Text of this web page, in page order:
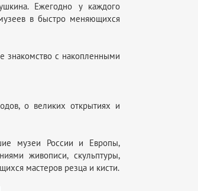
Ежегодно у каждого
в быстро меняющихся
знакомство с накопленными
о великих открытиях и
музеи России и Европы,
живописи, скульптуры,
мастеров резца и кисти.